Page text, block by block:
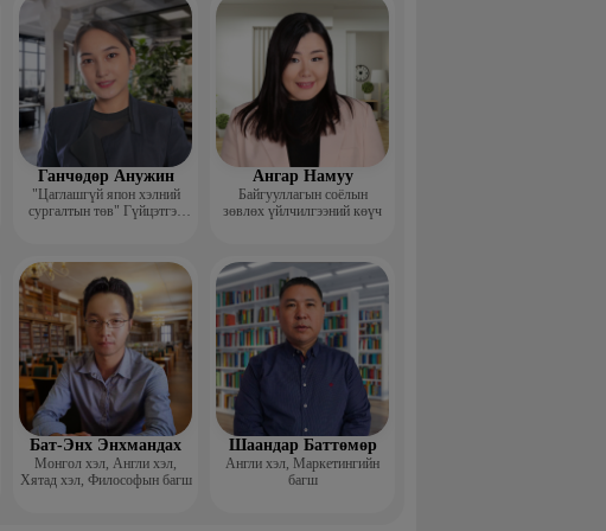
Ганчөдөр Анужин
"Цаглашгүй япон хэлний
сургалтын төв" Гүйцэтгэх
Ангар Намуу
Байгууллагын соёлын
зөвлөх үйлчилгээний көүч
Бат-Энх Энхмандах
Монгол хэл, Англи хэл,
Хятад хэл, Философын багш
Шаандар Баттөмөр
Англи хэл, Маркетингийн
багш